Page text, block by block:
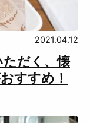
ただく、懐
すすめ！
2021.04.12